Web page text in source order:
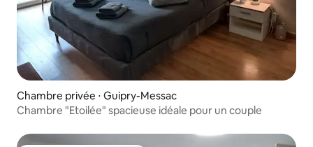
Chambre privée ⋅ Guipry-Messac
Chambre "Etoilée" spacieuse idéale pour un couple